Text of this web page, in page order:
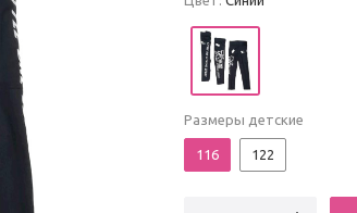
Размеры детские
116 122